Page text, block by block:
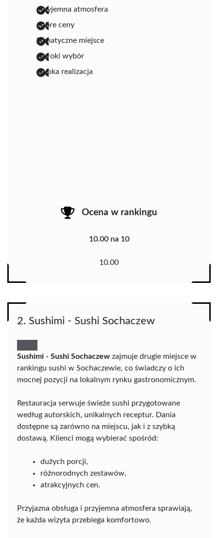
przyjemna atmosfera
dobre ceny
klimatyczne miejsce
szeroki wybór
szybka realizacja
Ocena w rankingu
10.00 na 10
10.00
2. Sushimi - Sushi Sochaczew
Sushimi - Sushi Sochaczew zajmuje drugie miejsce w
rankingu sushi w Sochaczewie, co świadczy o ich
mocnej pozycji na lokalnym rynku gastronomicznym.
Restauracja serwuje świeże sushi przygotowane
według autorskich, unikalnych receptur. Dania
dostępne są zarówno na miejscu, jak i z szybką
dostawą. Klienci mogą wybierać spośród:
dużych porcji,
różnorodnych zestawów,
atrakcyjnych cen.
Przyjazna obsługa i przyjemna atmosfera sprawiają,
że każda wizyta przebiega komfortowo.